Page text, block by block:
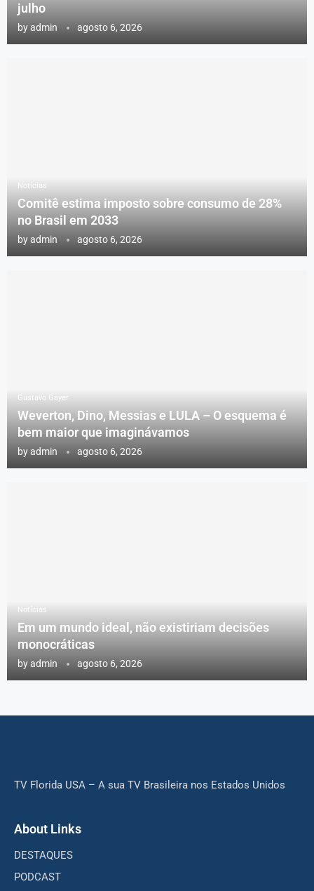
julho
byadmin agosto 6, 2026
Notícias
Comitê estima imposto sobre consumo de 28%
no Brasil em 2033
byadmin agosto 6, 2026
Gustavo Gayer
Weverton, Dino, Messias e LULA – O esquema é
bem maior que imaginávamos
byadmin agosto 6, 2026
Notícias
Em um mundo ideal, não existiriam decisões
monocráticas
byadmin agosto 6, 2026
TV Florida USA – A sua TV Brasileira nos Estados Unidos
About Links
DESTAQUES
PODCAST